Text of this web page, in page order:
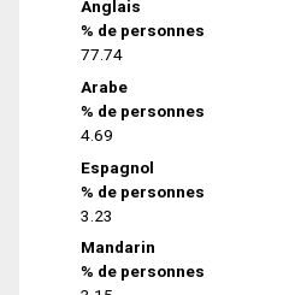
Anglais
% de personnes
77.74
Arabe
% de personnes
4.69
Espagnol
% de personnes
3.23
Mandarin
% de personnes